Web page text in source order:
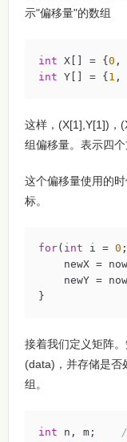
示"偏移量"的数组
int X[] = {0 ,
int Y[] = {1 ,
这样，(X[1],Y[1])，
组偏移量。表示四个
这个偏移量使用的
标。
for( int i = 0
newX =
newY =
}
接着我们定义矩阵
(data)，并存储是否
组。
int n, m;